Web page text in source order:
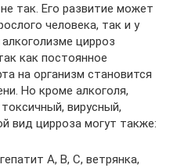
так. Его развитие может
человека, так и у
цирроз
как постоянное
на организм становится
Но кроме алкоголя,
вирусный,
вид цирроза могут также:
А, В, С, ветрянка,